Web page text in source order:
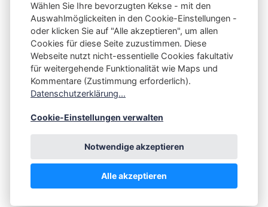
S3N🧩NET
Integrating Open-Source Blog Network (iOSBN)
Impressum
Kontakt
💪by☕ ❤️ & Publii CMS
Wählen Sie Ihre bevorzugten Kekse - mit den
Auswahlmöglickeiten in den Cookie-Einstellungen -
oder klicken Sie auf "Alle akzeptieren", um allen
Cookies für diese Seite zuzustimmen. Diese
Webseite nutzt nicht-essentielle Cookies fakultativ
für weitergehende Funktionalität wie Maps und
Kommentare (Zustimmung erforderlich).
Datenschutzerklärung...
Cookie-Einstellungen verwalten
Notwendige akzeptieren
Alle akzeptieren